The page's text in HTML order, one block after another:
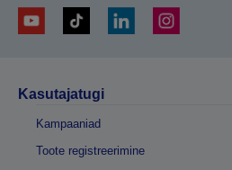
Kasutajatugi
Kampaaniad
Toote registreerimine